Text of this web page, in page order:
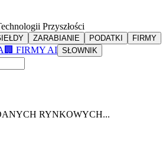
Przyszłości
ZARABIANIE PODATKI
FIRMY
🏢 FIRMY AI SŁOWNIK
RYNKOWYCH...